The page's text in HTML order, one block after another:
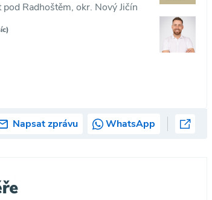
Radhoštěm, okr. Nový Jičín
Napsat zprávu WhatsApp